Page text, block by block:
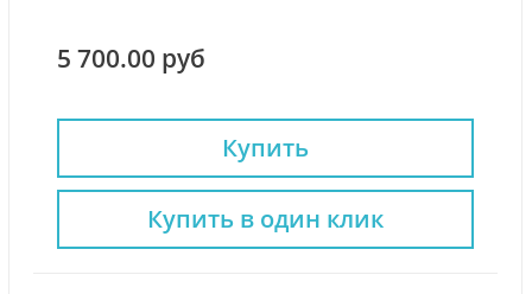
5 700.00 руб
Купить
Купить в один клик